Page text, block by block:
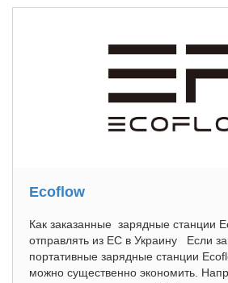
Ecoflow
Как заказанные зарядные станции
отправлять из ЕС в Украину Если
портативные зарядные станции
можно существенно экономить.